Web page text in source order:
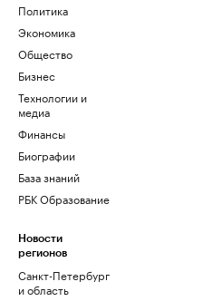
Политика
Экономика
Общество
Бизнес
Технологии и
медиа
Финансы
Биографии
База знаний
РБК Образование
Новости
регионов
Санкт-Петербург
и область